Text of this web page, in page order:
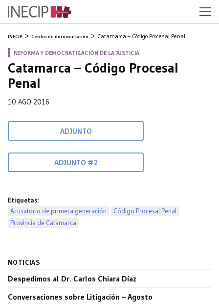
INECIP Centro de documentación Catamarca – Código Procesal Penal
REFORMA Y DEMOCRATIZACIÓN DE LA JUSTICIA
Catamarca – Código Procesal
Penal
10 AGO 2016
ADJUNTO
ADJUNTO #2
Etiquetas:
Acusatorio de primera generación
Código Procesal Penal
Provincia de Catamarca
NOTICIAS
Despedimos al Dr. Carlos Chiara Díaz
Conversaciones sobre Litigación – Agosto